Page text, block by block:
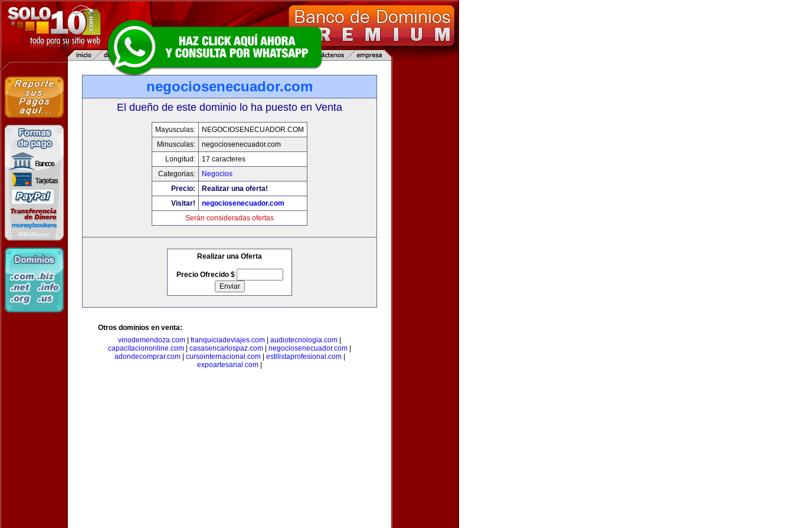
negociosenecuador.com
El dueño de este dominio lo ha puesto en Venta
Mayusculas:
NEGOCIOSENECUADOR.COM
Minusculas:
negociosenecuador.com
Longitud:
17 caracteres
Categorias:
Negocios
Precio:
Realizar una oferta!
Visitar!
negociosenecuador.com
Serán consideradas ofertas
Realizar una Oferta
Precio Ofrecido $
Otros dominios en venta:
vinodemendoza.com
franquiciadeviajes.com audiotecnologia.com
capacitaciononline.com
casasencarlospaz.com negociosenecuador.com
adondecomprar.com| cursointernacional.com| estilistaprofesional.com|
expoartesanal.com